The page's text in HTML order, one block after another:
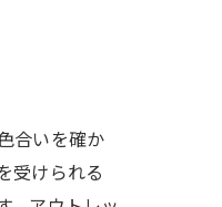
合いを確か
受けられる